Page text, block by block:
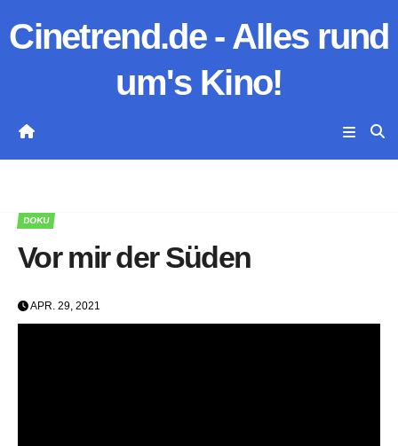
Inhalt
Cinetrend.de - Alles rund
um's Kino!
DOKU
Vor mir der Süden
APR. 29, 2021